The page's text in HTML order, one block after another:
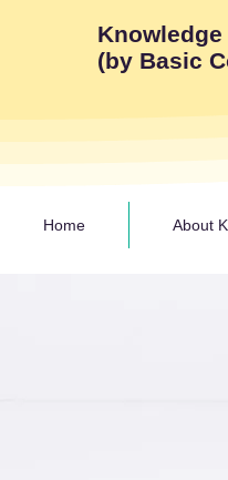
(by Basic
Home About